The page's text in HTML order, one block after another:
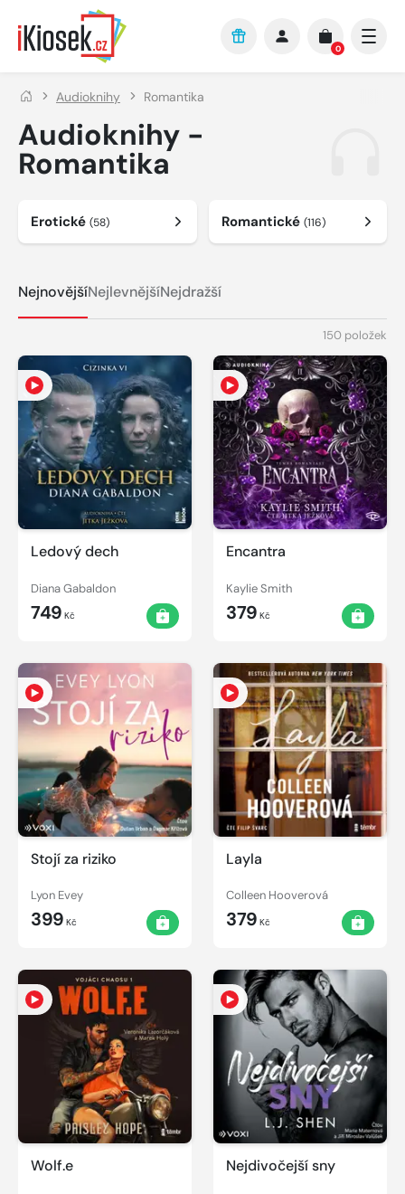
Přejít na hlavní obsah
0
Audioknihy Romantika
Audioknihy -
Romantika
Erotické (58) Romantické (116)
NejnovějšíNejlevnějšíNejdražší
150 položek
Ledový dech
Diana Gabaldon
749 Kč
Encantra
Kaylie Smith
379 Kč
Stojí za riziko
Lyon Evey
399 Kč
Layla
Colleen Hooverová
379 Kč
Wolf.e Nejdivočejší sny